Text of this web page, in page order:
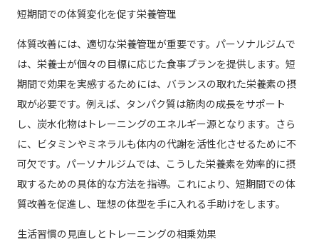
短期間での体質変化を促す栄養管理
体質改善には、適切な栄養管理が重要です。パーソナルジムで
は、栄養士が個々の目標に応じた食事プランを提供します。短
期間で効果を実感するためには、バランスの取れた栄養素の摂
取が必要です。例えば、タンパク質は筋肉の成長をサポート
し、炭水化物はトレーニングのエネルギー源となります。さら
に、ビタミンやミネラルも体内の代謝を活性化させるために不
可欠です。パーソナルジムでは、こうした栄養素を効率的に摂
取するための具体的な方法を指導。これにより、短期間での体
質改善を促進し、理想の体型を手に入れる手助けをします。
生活習慣の見直しとトレーニングの相乗効果